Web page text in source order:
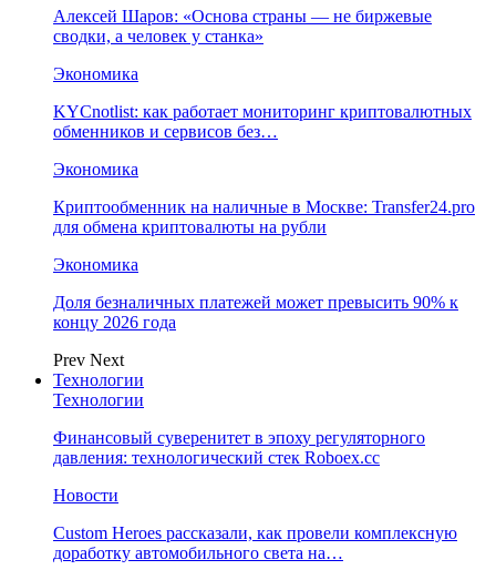
Алексей Шаров: «Основа страны — не биржевые
сводки, а человек у станка»
Экономика
KYCnotlist: как работает мониторинг криптовалютных
обменников и сервисов без…
Экономика
Криптообменник на наличные в Москве: Transfer24.pro
для обмена криптовалюты на рубли
Экономика
Доля безналичных платежей может превысить 90% к
концу 2026 года
Prev Next
Технологии
Технологии
Финансовый суверенитет в эпоху регуляторного
давления: технологический стек Roboex.cc
Новости
Custom Heroes рассказали, как провели комплексную
доработку автомобильного света на…